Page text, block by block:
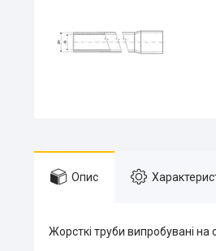
Опис
Жорсткі труби випробувані на